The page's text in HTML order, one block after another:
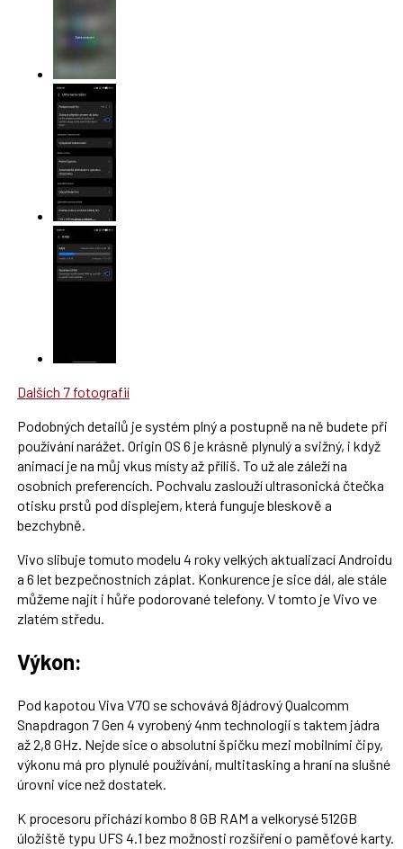
Dalších 7 fotografií
Podobných detailů je systém plný a postupně na ně budete při
používání narážet. Origin OS 6 je krásně plynulý a svižný, i když
animací je na můj vkus místy až příliš. To už ale záleží na
osobních preferencích. Pochvalu zaslouží ultrasonická čtečka
otisku prstů pod displejem, která funguje bleskově a
bezchybně.
Vivo slibuje tomuto modelu 4 roky velkých aktualizací Androidu
a 6 let bezpečnostních záplat. Konkurence je sice dál, ale stále
můžeme najít i hůře podorované telefony. V tomto je Vivo ve
zlatém středu.
Výkon:
Pod kapotou Viva V70 se schovává 8jádrový Qualcomm
Snapdragon 7 Gen 4 vyrobený 4nm technologií s taktem jádra
až 2,8 GHz. Nejde sice o absolutní špičku mezi mobilními čipy,
výkonu má pro plynulé používání, multitasking a hraní na slušné
úrovni více než dostatek.
K procesoru přichází kombo 8 GB RAM a velkorysé 512GB
úložiště typu UFS 4.1 bez možnosti rozšíření o paměťové karty.